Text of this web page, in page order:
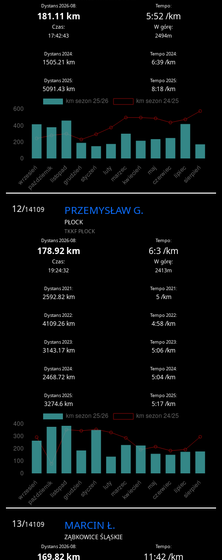
Dystans 2026-08:
181.11 km
Tempo:
5:52 /km
Czas:
17:42:43
W górę:
2494m
Dystans 2024:
1505.21 km
Tempo 2024:
6:39 /km
Dystans 2025:
5091.43 km
Tempo 2025:
8:18 /km
12/14109 PRZEMYSŁAW G.
PŁOCK
TKKF PŁOCK
Dystans 2026-08:
178.92 km
Tempo:
6:3 /km
Czas:
19:24:32
W górę:
2413m
Dystans 2021:
2592.82 km
Tempo 2021:
5 /km
Dystans 2022:
4109.26 km
Tempo 2022:
4:58 /km
Dystans 2023:
3143.17 km
Tempo 2023:
5:06 /km
Dystans 2024:
2468.72 km
Tempo 2024:
5:04 /km
Dystans 2025:
3274.6 km
Tempo 2025:
5:17 /km
13/14109 MARCIN Ł.
ZĄBKOWICE ŚLĄSKIE
Dystans 2026-08:
169.82 km
Tempo:
11:42 /km